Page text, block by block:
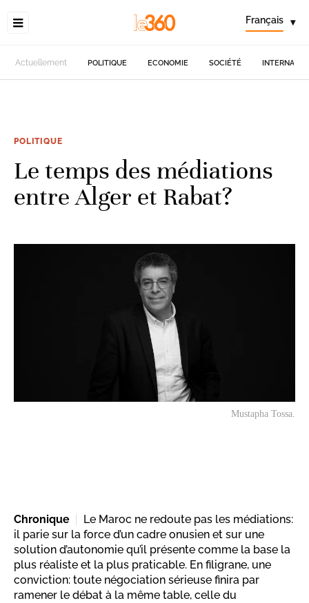
Français ▾
Actuellement POLITIQUE ECONOMIE SOCIÉTÉ
POLITIQUE
Le temps des médiations
entre Alger et Rabat?
Mustapha Tossa.
Chronique
Le Maroc ne redoute pas les médiations:
il parie sur la force d’un cadre onusien et sur une
solution d’autonomie qu’il présente comme la base la
plus réaliste et la plus praticable. En filigrane, une
conviction: toute négociation sérieuse finira par
ramener le débat à la même table, celle du